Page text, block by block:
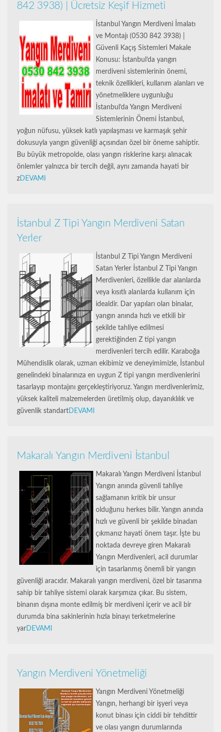
842 3938) | Ücretsiz Keşif Hizmeti
İstanbul Yangın Merdiveni İmalatı
ve Montajı (0530 842 3938) |
Güvenli Kaçış Sistemleri Makale
Konusu: İstanbul’da yangın
merdiveni sistemlerinin önemi,
teknik özellikleri, kullanım alanları ve
yönetmeliklere uygunluğu
İstanbul’da Yangın Merdiveni
Sistemlerinin Önemi İstanbul,
yoğun nüfusu, yüksek katlı yapılaşması ve karmaşık şehir
dokusuyla yangın güvenliği açısından özel bir öneme sahiptir.
Bu büyük metropolde, olası yangın risklerine karşı alınacak
önlemler yalnızca bir tercih değil, aynı zamanda hayati bir
zDEVAMI
İstanbul Z Tipi Yangın Merdiveni Satan
Yerler
İstanbul Z Tipi Yangın Merdiveni
Satan Yerler İstanbul Z Tipi Yangın
Merdivenleri, özellikle dar alanlarda
veya kısıtlı alanlarda kullanım için
idealdir. Dar yapıları olan binalar,
yangın anında hızlı ve etkili bir
şekilde tahliye edilmesi
gerektiğinden Z tipi yangın
merdivenleri tercih edilir. Karaboğa
Mühendislik olarak, uzman ekibimiz ve deneyimimizle, İstanbul
genelindeki binalarınıza en uygun Z tipi yangın merdivenlerini
tasarlayıp montajını gerçekleştiriyoruz. Yangın merdivenlerimiz,
yüksek kaliteli malzemelerden üretilmiş olup, dayanıklılık ve
güvenlik standartDEVAMI
Makaralı Yangın Merdiveni İstanbul
Makaralı Yangın Merdiveni İstanbul
Yangın anında güvenli tahliye
sağlamanın kritik bir unsur
olduğunu herkes bilir. Yangın anında
hızlı ve güvenli bir şekilde binadan
çıkmanız hayati önem taşır. İşte bu
noktada devreye giren Makaralı
Yangın Merdivenleri, acil durumlar
için tasarlanmış önemli bir yangın
güvenliği aracıdır. Makaralı yangın merdiveni, özel bir tasarıma
sahip bir tahliye sistemi olarak karşımıza çıkar. Bu sistem,
binanın dışına monte edilmiş bir merdiveni içerir ve acil bir
durumda bina sakinlerinin hızla binayı terketmelerine
yarDEVAMI
Yangın Merdiveni Yönetmeliği
Yangın Merdiveni Yönetmeliği
Yangın, herhangi bir işyeri veya
konut binası için ciddi bir tehdittir
ve olası yangın durumlarında